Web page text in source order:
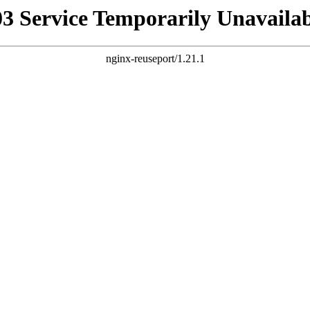
Service Temporarily
nginx-reuseport/1.21.1